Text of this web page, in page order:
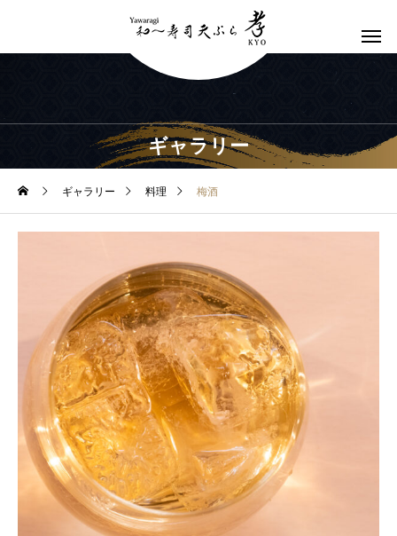
ギャラリー
ギャラリー 料理 梅酒